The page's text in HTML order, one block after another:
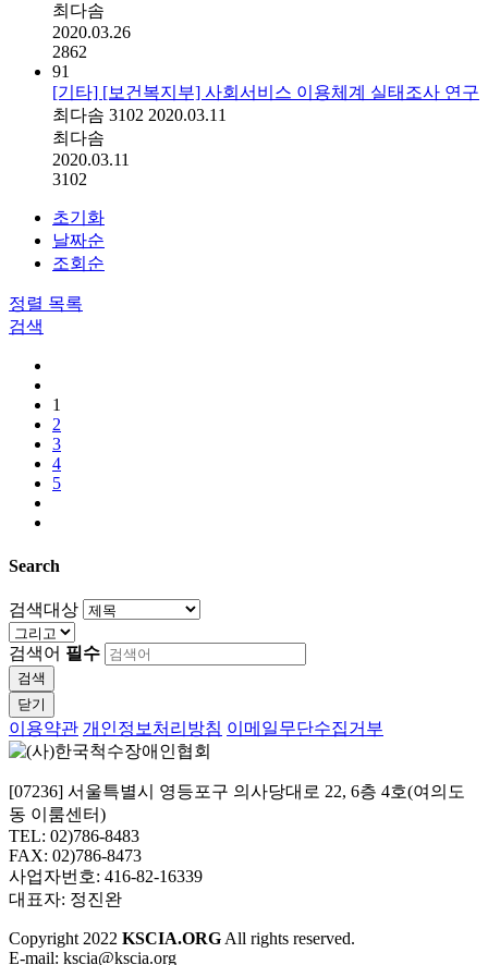
최다솜
2020.03.26
2862
91
[기타] [보건복지부] 사회서비스 이용체계 실태조사 연구
최다솜 3102 2020.03.11
최다솜
2020.03.11
3102
초기화
날짜순
조회순
정렬 목록
검색
1
2
3
4
5
Search
검색대상
검색어 필수
검색
닫기
이용약관 개인정보처리방침 이메일무단수집거부
[07236] 서울특별시 영등포구 의사당대로 22, 6층 4호(여의도
동 이룸센터)
TEL: 02)786-8483
FAX: 02)786-8473
사업자번호: 416-82-16339
대표자: 정진완
Copyright 2022 KSCIA.ORG All rights reserved.
E-mail: kscia@kscia.org